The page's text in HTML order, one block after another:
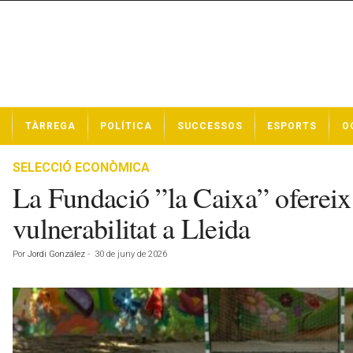
t
TÀRREGA POLÍTICA SUCCESSOS ESPORTS
SELECCIÓ ECONÒMICA
La Fundació ”la Caixa”
vulnerabilitat a Lleida
Por Jordi González - 30 de juny de 2026